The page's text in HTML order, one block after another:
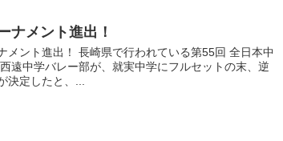
ナメント進出！
メント進出！ 長崎県で行われている第55回 全日本中
遠中学バレー部が、就実中学にフルセットの末、逆
決定したと、...